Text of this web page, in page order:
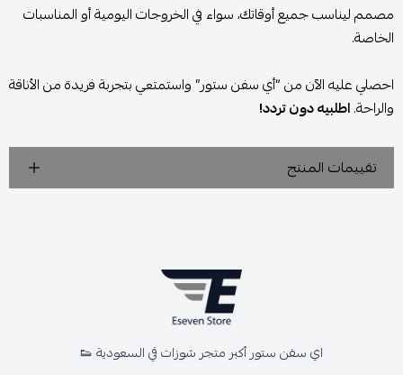
مصمم ليناسب جميع أوقاتك، سواء في الخروجات اليومية أو المناسبات
الخاصة.
احصلي عليه الآن من “أي سفن ستور” واستمتعي بتجربة فريدة من الأناقة
والراحة.اطلبيه دون تردد!
تقييمات المنتج
اي سفن ستور أكبر متجر شوزات في السعودية 👟